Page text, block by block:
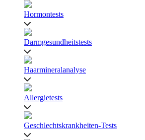
Hormontests
Darmgesundheitstests
Haarmineralanalyse
Allergietests
Geschlechtskrankheiten-Tests